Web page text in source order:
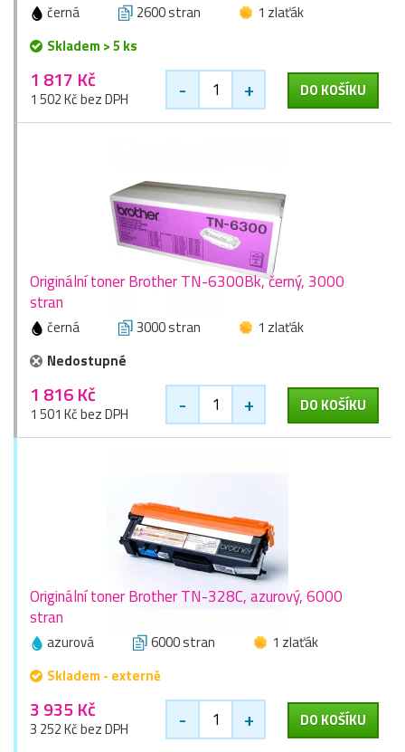
černá 2600 stran
1 zlaťák
Skladem > 5 ks
1 817 Kč
1 502 Kč bez DPH - + DO KOŠÍKU
Originální toner Brother TN-6300Bk, černý, 3000
stran
černá 3000 stran
1 zlaťák
Nedostupné
1 816 Kč
1 501 Kč bez DPH - + DO KOŠÍKU
Originální toner Brother TN-328C, azurový, 6000
stran
azurová 6000 stran
1 zlaťák
Skladem - externě
3 935 Kč
3 252 Kč bez DPH - + DO KOŠÍKU